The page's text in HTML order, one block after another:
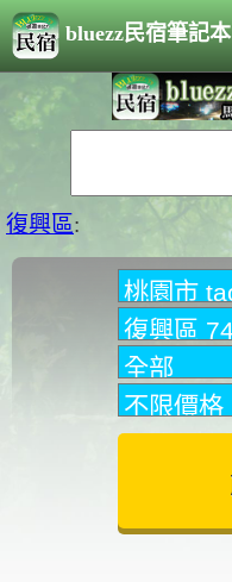
bluezz民宿筆記本
復興區: